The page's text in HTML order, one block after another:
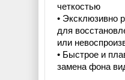
четкостью
• Эксклюзивно
для
или
• Быстрое и
замена фона